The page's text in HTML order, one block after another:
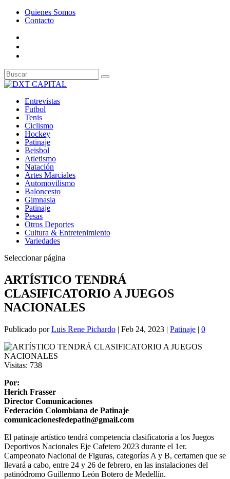
Quienes Somos
Contacto
Entrevistas
Futbol
Tenis
Ciclismo
Hockey
Patinaje
Beisbol
Atletismo
Natación
Artes Marciales
Automovilismo
Baloncesto
Gimnasia
Patinaje
Pesas
Otros Deportes
Cultura & Entretenimiento
Variedades
Seleccionar página
ARTÍSTICO TENDRÁ
CLASIFICATORIO A JUEGOS
NACIONALES
Publicado porLuis Rene Pichardo | Feb 24, 2023 | Patinaje | 0
Visitas: 738
Por:
Herich Frasser
Director Comunicaciones
Federación Colombiana de Patinaje
comunicacionesfedepatin@gmail.com
El patinaje artístico tendrá competencia clasificatoria a los Juegos
Deportivos Nacionales Eje Cafetero 2023 durante el 1er.
Campeonato Nacional de Figuras, categorías A y B, certamen que se
llevará a cabo, entre 24 y 26 de febrero, en las instalaciones del
patinódromo Guillermo León Botero de Medellín.